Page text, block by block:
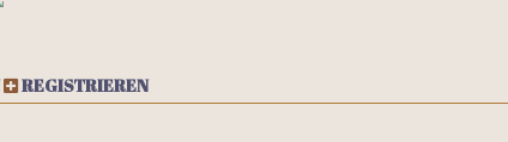
REGISTRIEREN